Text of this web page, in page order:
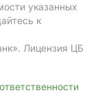
указанных
к
Лицензия ЦБ